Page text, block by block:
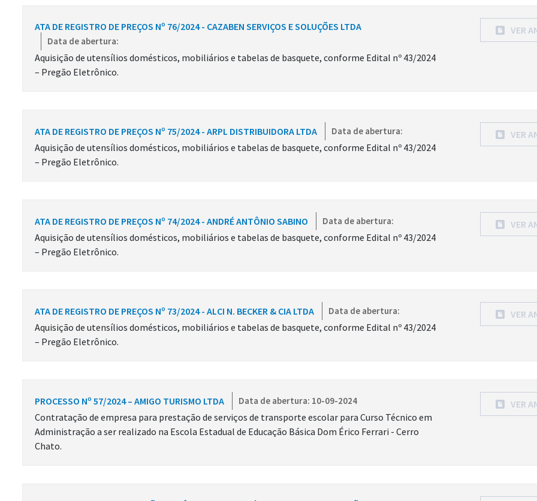
ATA DE REGISTRO DE PREÇOS Nº 76/2024 - CAZABEN SERVIÇOS E SOLUÇÕES LTDA
Data de abertura:
Aquisição de utensílios domésticos, mobiliários e tabelas de basquete, conforme Edital nº 43/2024
– Pregão Eletrônico.
VER
ATA DE REGISTRO DE PREÇOS Nº 75/2024 - ARPL DISTRIBUIDORA LTDA Data de abertura:
Aquisição de utensílios domésticos, mobiliários e tabelas de basquete, conforme Edital nº 43/2024
– Pregão Eletrônico.
VER
ATA DE REGISTRO DE PREÇOS Nº 74/2024 - ANDRÉ ANTÔNIO SABINO Data de abertura:
Aquisição de utensílios domésticos, mobiliários e tabelas de basquete, conforme Edital nº 43/2024
– Pregão Eletrônico.
VER
ATA DE REGISTRO DE PREÇOS Nº 73/2024 - ALCI N. BECKER & CIA LTDA Data de abertura:
Aquisição de utensílios domésticos, mobiliários e tabelas de basquete, conforme Edital nº 43/2024
– Pregão Eletrônico.
VER
PROCESSO Nº 57/2024 – AMIGO TURISMO LTDA Data de abertura: 10-09-2024
Contratação de empresa para prestação de serviços de transporte escolar para Curso Técnico em
Administração a ser realizado na Escola Estadual de Educação Básica Dom Érico Ferrari - Cerro
Chato.
VER